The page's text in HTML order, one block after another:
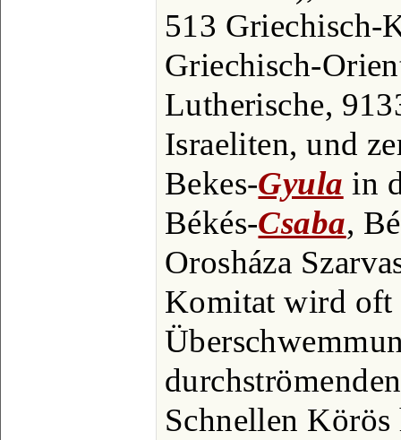
513 Griechisch-
Griechisch-
Lutherische,
Israeliten, und
Bekes-Gyula in
Békés-Csaba,
Orosháza
Komitat wird oft
Schnellen Körös